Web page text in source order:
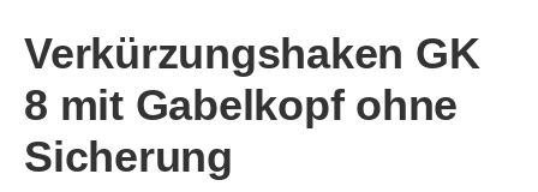
Verkürzungshaken GK
8 mit Gabelkopf ohne
Sicherung